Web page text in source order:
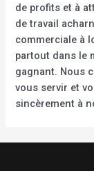
de profits et à
de travail
commerciale à
partout dans le
gagnant. Nous
vous servir et
sincèrement à